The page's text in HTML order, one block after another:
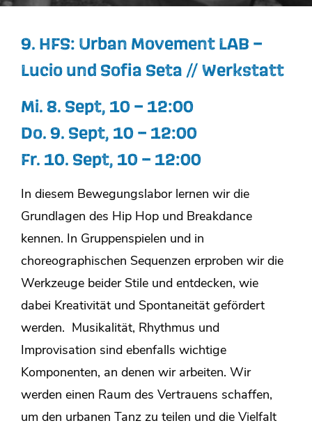
9. HFS: Urban Movement LAB –
Lucio und Sofia Seta // Werkstatt
Mi. 8. Sept,10 – 12:00
Do. 9. Sept, 10 – 12:00
Fr. 10. Sept, 10 – 12:00
In diesem Bewegungslabor lernen wir die
Grundlagen des Hip Hop und Breakdance
kennen. In Gruppenspielen und in
choreographischen Sequenzen erproben wir die
Werkzeuge beider Stile und entdecken, wie
dabei Kreativität und Spontaneität gefördert
werden. Musikalität, Rhythmus und
Improvisation sind ebenfalls wichtige
Komponenten, an denen wir arbeiten. Wir
werden einen Raum des Vertrauens schaffen,
um den urbanen Tanz zu teilen und die Vielfalt